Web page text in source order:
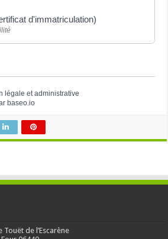
d'immatriculation)
légale et administrative
baseo.io
Touët de l’Escarène